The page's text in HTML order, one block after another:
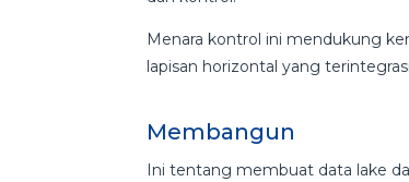
Menara kontrol ini mendukung
lapisan horizontal yang
Membangun
Ini tentang membuat data lake